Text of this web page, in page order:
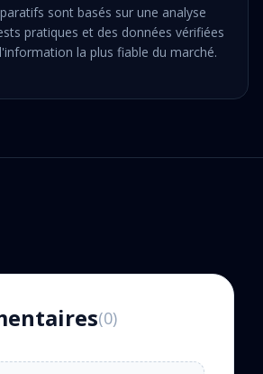
sont basés sur une analyse
pratiques et des données vérifiées
la plus fiable du marché.
(0)